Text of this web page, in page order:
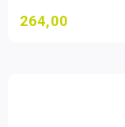
264,00